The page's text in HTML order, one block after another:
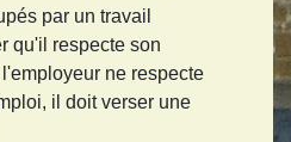
par un travail
qu'il respecte son
ne respecte
il doit verser une